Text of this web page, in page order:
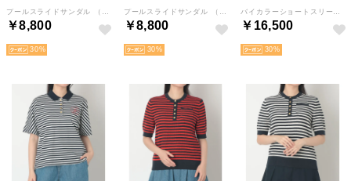
￥8,800
30
￥8,800
30
￥16,500
30